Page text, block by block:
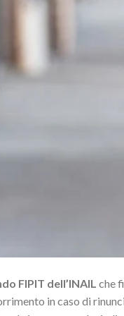
FIPIT dell’INAIL che
in caso di